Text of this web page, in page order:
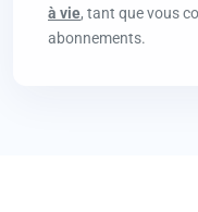
à vie, tant que vous
abonnements.